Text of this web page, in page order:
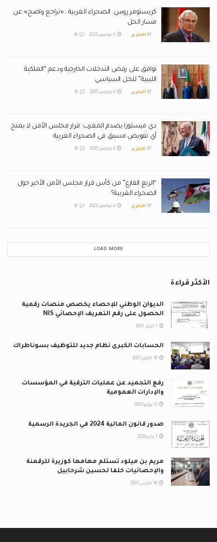
كريستوفر روس: الصحراء الغربية ..«تراجع واضح» عن
مسار الحل
BY التحرير
توافق على رفض التدخلات الخارجية ودعم “الملكية
الليبية” للحل السياسي
BY التحرير
دي ميستورا يصدم المغرب: قرار مجلس الأمن لا يمنح
أي تفويض مسبق في الصحراء الغربية
BY التحرير
“الربع الفارغ” من كأس قرار مجلس الأمن الأخير حول
الصحراء الغربية؟
BY التحرير
LOAD MORE
الأكثر قراءة
الديوان الوطني للإحصاء يخصص منصات رقمية
الحصول على رقم التعريف الإحصائي NIS
الحسابات الكبرى نظام جديد للتوظيف بسوناطراك
رفع التجميد عن عمليات الترقية في المؤسسات
والإدارات العمومية
صدور قانون المالية 2024 في الجريدة الرسمية
مريم بن ميلود تستلم مهامها كوزيرة للرقمنة
والإحصائيات خلفا لحسين شرحابيل